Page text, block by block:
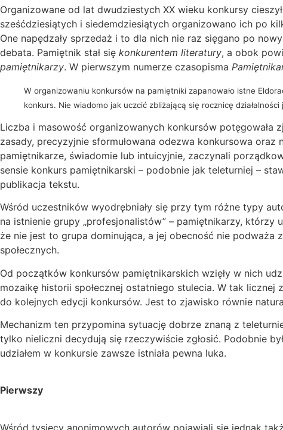
Organizowane od lat dwudziestych XX wieku konkursy
sześćdziesiątych i siedemdziesiątych organizowano ich po
One napędzały sprzedaż i to dla nich nie raz sięgano po
debata. Pamiętnik stał się konkurentem literatury, a obok
pamiętnikarzy. W pierwszym numerze czasopisma
W organizowaniu konkursów na pamiętniki zapanowało istne
konkurs. Nie wiadomo jak uczcić zbliżającą się rocznicę
Liczba i masowość organizowanych konkursów potęgowała
zasady, precyzyjnie sformułowana odezwa konkursowa oraz
pamiętnikarze, świadomie lub intuicyjnie, zaczynali
sensie konkurs pamiętnikarski – podobnie jak teleturniej –
publikacja tekstu.
Wśród uczestników wyodrębniały się przy tym różne typy
na istnienie grupy „profesjonalistów” – pamiętnikarzy, którzy
że nie jest to grupa dominująca, a jej obecność nie
społecznych.
Od początków konkursów pamiętnikarskich wzięły w nich
mozaikę historii społecznej ostatniego stulecia. W tak
do kolejnych edycji konkursów. Jest to zjawisko równie
Mechanizm ten przypomina sytuację dobrze znaną z
tylko nieliczni decydują się rzeczywiście zgłosić. Podobnie
udziałem w konkursie zawsze istniała pewna luka.
Pierwszy
Wśród tysięcy anonimowych autorów pojawiali się jednak